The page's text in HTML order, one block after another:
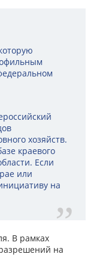
хозяйств.
краевого
Если
или
на
В рамках
на